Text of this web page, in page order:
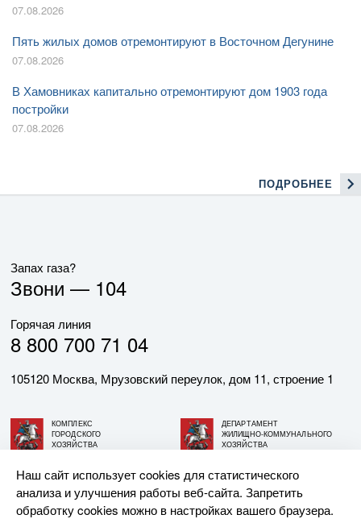
07.08.2026
Пять жилых домов отремонтируют в Восточном Дегунине
07.08.2026
В Хамовниках капитально отремонтируют дом 1903 года
постройки
07.08.2026
ПОДРОБНЕЕ
Запах газа?
Звони — 104
Горячая линия
8 800 700 71 04
105120 Москва, Мрузовский переулок, дом 11, строение 1
КОМПЛЕКС
ГОРОДСКОГО
ХОЗЯЙСТВА
ДЕПАРТАМЕНТ
ЖИЛИЩНО-КОММУНАЛЬНОГО
ХОЗЯЙСТВА
© АО «МОСГАЗ», 2026. При использовании материалов
ссылка на сайт обязательна.
Наш сайт использует cookies для статистического
анализа и улучшения работы веб-сайта. Запретить
обработку cookies можно в настройках вашего браузера.